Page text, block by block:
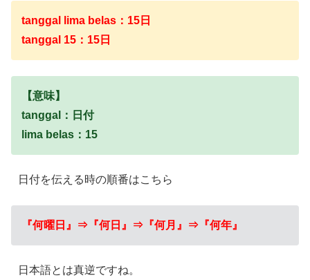
tanggal lima belas：15日
tanggal 15：15日
【意味】
tanggal：日付
lima belas：15
日付を伝える時の順番はこちら
『何曜日』⇒『何日』⇒『何月』⇒『何年』
日本語とは真逆ですね。